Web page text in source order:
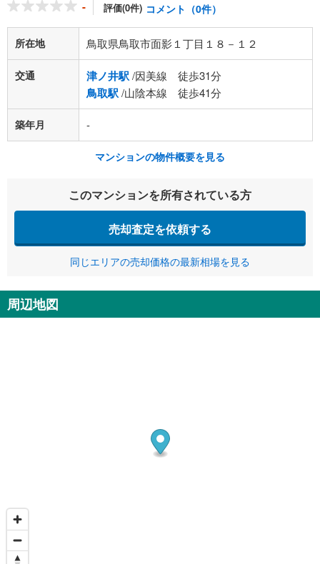
- 評価(0件) コメント（0件）
所在地 鳥取県鳥取市面影１丁目１８－１２
交通 津ノ井駅/因美線 徒歩31分
鳥取駅/山陰本線 徒歩41分
築年月 -
マンションの物件概要を見る
このマンションを所有されている方
売却査定を依頼する
同じエリアの売却価格の最新相場を見る
周辺地図